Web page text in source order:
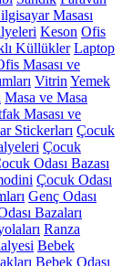
Masası
Keson Ofis
Küllükler Laptop
Masası ve
Vitrin Yemek
Masa ve Masa
Masası ve
Stickerları Çocuk
Çocuk
Odası Bazası
Çocuk Odası
Genç Odası
Bazaları
Ranza
Bebek
Bebek Odası